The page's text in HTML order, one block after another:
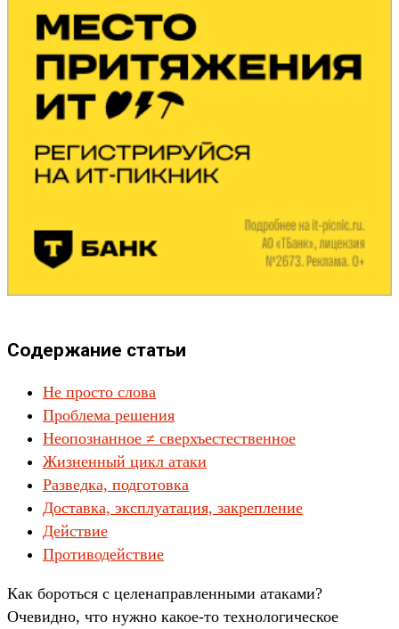
Содержание статьи
Не просто слова
Проблема решения
Неопознанное ≠ сверхъестественное
Жизненный цикл атаки
Разведка, подготовка
Доставка, эксплуатация, закрепление
Действие
Противодействие
Как бороться с целенаправленными атаками?
Очевидно, что нужно какое-то технологическое